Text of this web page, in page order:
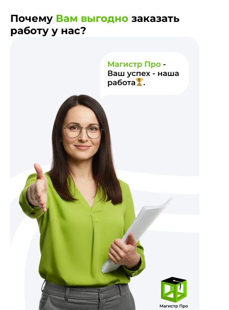
Почему Вам выгодно заказать
работу у нас?